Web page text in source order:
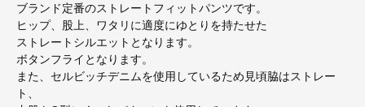
ブランド定番のストレートフィットパンツです。
ヒップ、股上、ワタリに適度にゆとりを持たせた
ストレートシルエットとなります。
ボタンフライとなります。
また、セルビッチデニムを使用しているため見頃脇はストレー
ト、